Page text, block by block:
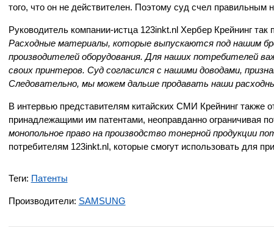
того, что он не действителен. Поэтому суд счел правильным
Руководитель компании-истца 123inkt.nl Хербер Крейнинг
Расходные материалы, которые выпускаются под нашим
производителей оборудования. Для наших потребителей
своих принтеров. Суд согласился с нашими доводами,
Следовательно, мы можем дальше продавать наши
В интервью представителям китайских СМИ Крейнинг также
принадлежащими им патентами, неоправданно ограничивая
монопольное право на производство тонерной продукции
потребителям 123inkt.nl, которые смогут использовать для
Теги: Патенты
Производители: SAMSUNG